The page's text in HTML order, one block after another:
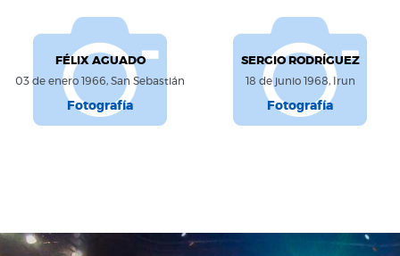
FÉLIX AGUADO
03 de enero 1966, San Sebastián
Fotografía
SERGIO RODRÍGUEZ
18 de junio 1968, Irun
Fotografía